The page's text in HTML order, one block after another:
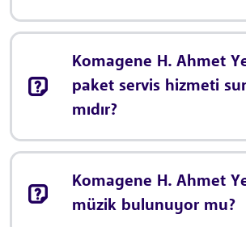
Komagene H. Ahmet
paket servis hizmeti
mıdır?
Komagene H. Ahmet
müzik bulunuyor mu?